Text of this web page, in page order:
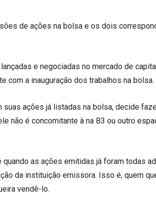
de ações na bolsa e os dois
e negociadas no mercado de
com a inauguração dos trabalhos na bolsa.
ações já listadas na bolsa, decide
não é concomitante à na B3 ou outro
quando as ações emitidas já foram todas
da instituição emissora. Isso é, quem
vendê-lo.